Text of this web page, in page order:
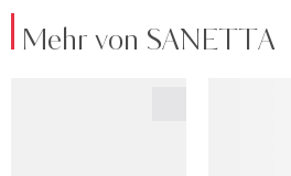
Mehr von SANETTA